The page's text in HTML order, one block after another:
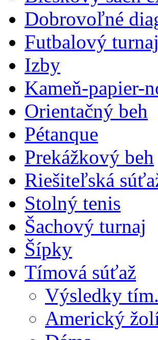
Dobrovoľné
Futbalový turnaj
Izby
Kameň-papier-
Orientačný beh
Pétanque
Prekážkový beh
Riešiteľská
Stolný tenis
Šachový turnaj
Šípky
Tímová súťaž
Výsledky
Americký